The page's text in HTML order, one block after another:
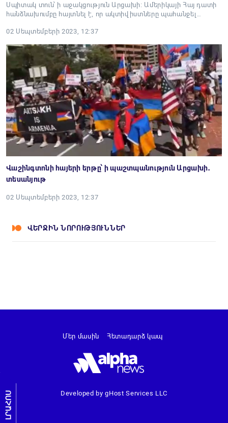
Սպիտակ տուն՝ ի աջակցություն Արցախի։ Ամերիկայի Հայ դատի
հանձնախումբը հայտնել է, որ ակտիվիստները պահանջել…
02 Սեպտեմբերի 2023, 12:37
Վաշինգտոնի հայերի երթը՝ ի պաշտպանություն Արցախի․
տեսանյութ
02 Սեպտեմբերի 2023, 12:37
ՎԵՐՋԻՆ ՆՈՐՈՒԹՅՈՒՆՆԵՐ
ԼՐԱՀՈՍ Developed by gHost Services LLC
Մեր մասին Հետադարձ կապ